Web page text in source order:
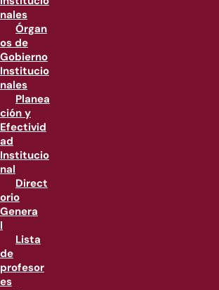
nales
Órgan
os de
Gobierno
Institucio
nales
Planea
ción y
Efectivid
ad
Institucio
nal
Direct
orio
Genera
l
Lista
de
profesor
es